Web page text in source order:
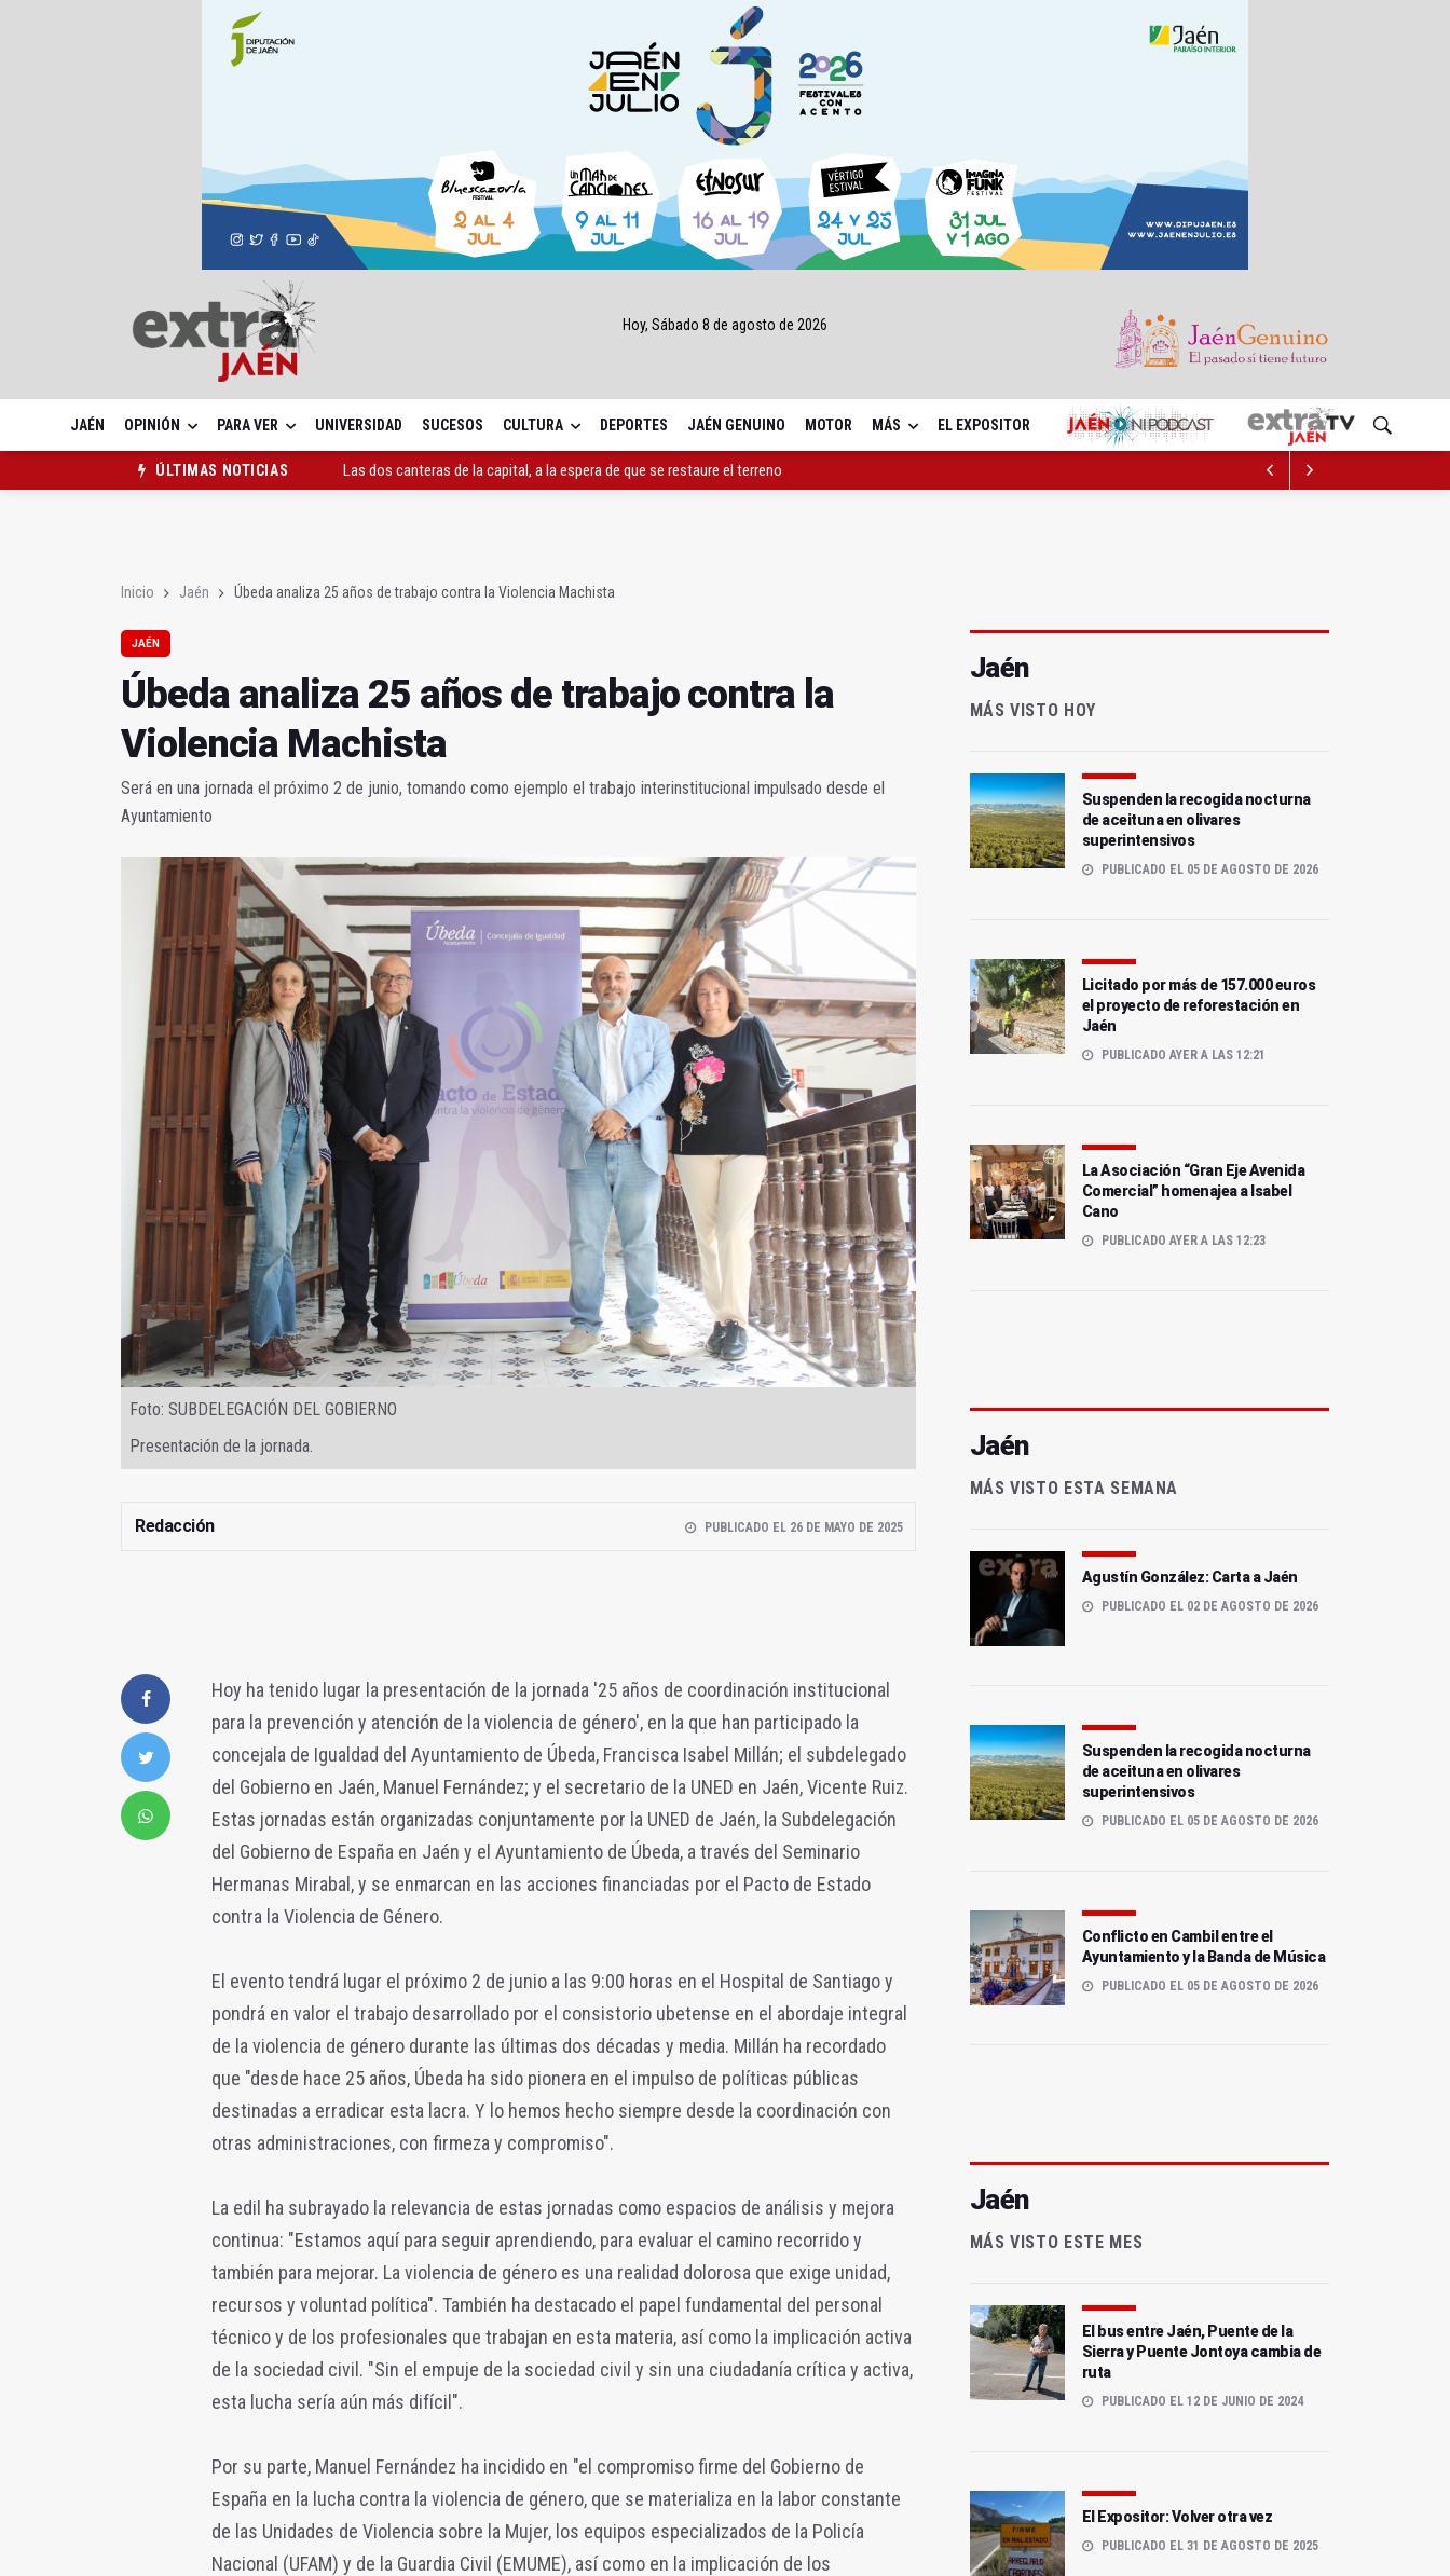
Hoy, Sábado 8 de agosto de 2026
JAÉN OPINIÓN PARA VER UNIVERSIDAD SUCESOS CULTURA DEPORTES JAÉN GENUINO MOTOR MÁS EL EXPOSITOR
ÚLTIMAS NOTICIAS
El PP acusa al PSOE de querer "dejar fuera" a la Junta en el Cetedex
Inicio Jaén Úbeda analiza 25 años de trabajo contra la Violencia Machista
JAÉN
Úbeda analiza 25 años de trabajo contra la
Violencia Machista
Será en una jornada el próximo 2 de junio, tomando como ejemplo el trabajo interinstitucional impulsado desde el
Ayuntamiento
Foto: SUBDELEGACIÓN DEL GOBIERNO
Presentación de la jornada.
Redacción PUBLICADO EL 26 DE MAYO DE 2025
Hoy ha tenido lugar la presentación de la jornada '25 años de coordinación institucional
para la prevención y atención de la violencia de género', en la que han participado la
concejala de Igualdad del Ayuntamiento de Úbeda, Francisca Isabel Millán; el subdelegado
del Gobierno en Jaén, Manuel Fernández; y el secretario de la UNED en Jaén, Vicente Ruiz.
Estas jornadas están organizadas conjuntamente por la UNED de Jaén, la Subdelegación
del Gobierno de España en Jaén y el Ayuntamiento de Úbeda, a través del Seminario
Hermanas Mirabal, y se enmarcan en las acciones financiadas por el Pacto de Estado
contra la Violencia de Género.
El evento tendrá lugar el próximo 2 de junio a las 9:00 horas en el Hospital de Santiago y
pondrá en valor el trabajo desarrollado por el consistorio ubetense en el abordaje integral
de la violencia de género durante las últimas dos décadas y media. Millán ha recordado
que "desde hace 25 años, Úbeda ha sido pionera en el impulso de políticas públicas
destinadas a erradicar esta lacra. Y lo hemos hecho siempre desde la coordinación con
otras administraciones, con firmeza y compromiso".
La edil ha subrayado la relevancia de estas jornadas como espacios de análisis y mejora
continua: "Estamos aquí para seguir aprendiendo, para evaluar el camino recorrido y
también para mejorar. La violencia de género es una realidad dolorosa que exige unidad,
recursos y voluntad política". También ha destacado el papel fundamental del personal
técnico y de los profesionales que trabajan en esta materia, así como la implicación activa
de la sociedad civil. "Sin el empuje de la sociedad civil y sin una ciudadanía crítica y activa,
esta lucha sería aún más difícil".
Por su parte, Manuel Fernández ha incidido en "el compromiso firme del Gobierno de
España en la lucha contra la violencia de género, que se materializa en la labor constante
de las Unidades de Violencia sobre la Mujer, los equipos especializados de la Policía
Nacional (UFAM) y de la Guardia Civil (EMUME), así como en la implicación de los
Jaén
MÁS VISTO HOY
Suspenden la recogida nocturna
de aceituna en olivares
superintensivos
PUBLICADO EL 05 DE AGOSTO DE 2026
Licitado por más de 157.000 euros
el proyecto de reforestación en
Jaén
PUBLICADO AYER A LAS 12:21
La Asociación “Gran Eje Avenida
Comercial” homenajea a Isabel
Cano
PUBLICADO AYER A LAS 12:23
Jaén
MÁS VISTO ESTA SEMANA
Agustín González: Carta a Jaén
PUBLICADO EL 02 DE AGOSTO DE 2026
Suspenden la recogida nocturna
de aceituna en olivares
superintensivos
PUBLICADO EL 05 DE AGOSTO DE 2026
Conflicto en Cambil entre el
Ayuntamiento y la Banda de Música
PUBLICADO EL 05 DE AGOSTO DE 2026
Jaén
MÁS VISTO ESTE MES
El bus entre Jaén, Puente de la
Sierra y Puente Jontoya cambia de
ruta
PUBLICADO EL 12 DE JUNIO DE 2024
El Expositor: Volver otra vez
PUBLICADO EL 31 DE AGOSTO DE 2025